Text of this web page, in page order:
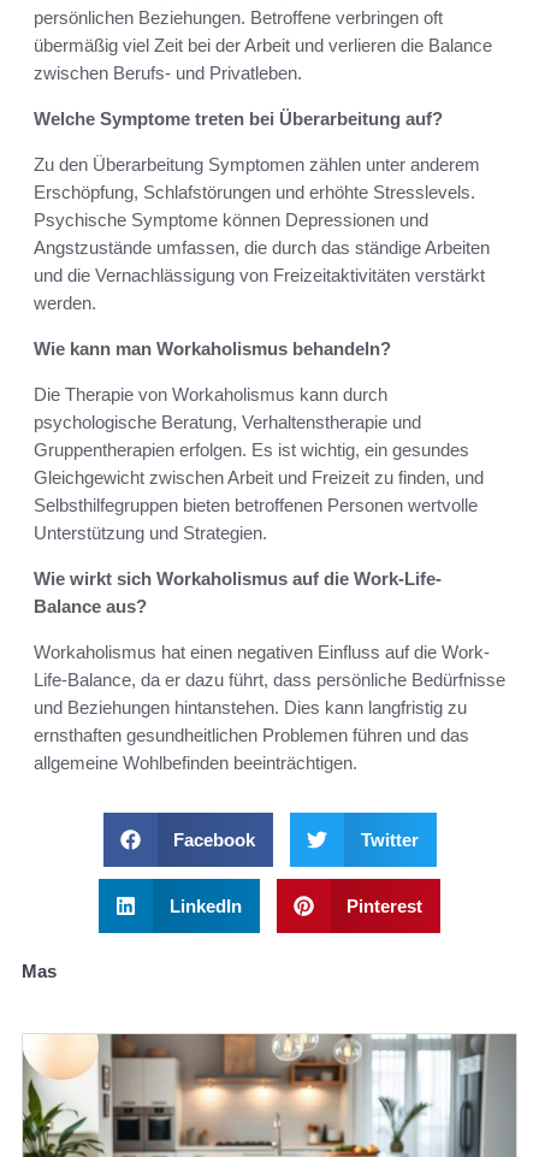
persönlichen Beziehungen. Betroffene verbringen oft
übermäßig viel Zeit bei der Arbeit und verlieren die Balance
zwischen Berufs- und Privatleben.
Welche Symptome treten bei Überarbeitung auf?
Zu den Überarbeitung Symptomen zählen unter anderem
Erschöpfung, Schlafstörungen und erhöhte Stresslevels.
Psychische Symptome können Depressionen und
Angstzustände umfassen, die durch das ständige Arbeiten
und die Vernachlässigung von Freizeitaktivitäten verstärkt
werden.
Wie kann man Workaholismus behandeln?
Die Therapie von Workaholismus kann durch
psychologische Beratung, Verhaltenstherapie und
Gruppentherapien erfolgen. Es ist wichtig, ein gesundes
Gleichgewicht zwischen Arbeit und Freizeit zu finden, und
Selbsthilfegruppen bieten betroffenen Personen wertvolle
Unterstützung und Strategien.
Wie wirkt sich Workaholismus auf die Work-Life-
Balance aus?
Workaholismus hat einen negativen Einfluss auf die Work-
Life-Balance, da er dazu führt, dass persönliche Bedürfnisse
und Beziehungen hintanstehen. Dies kann langfristig zu
ernsthaften gesundheitlichen Problemen führen und das
allgemeine Wohlbefinden beeinträchtigen.
Facebook Twitter
LinkedIn Pinterest
Mas